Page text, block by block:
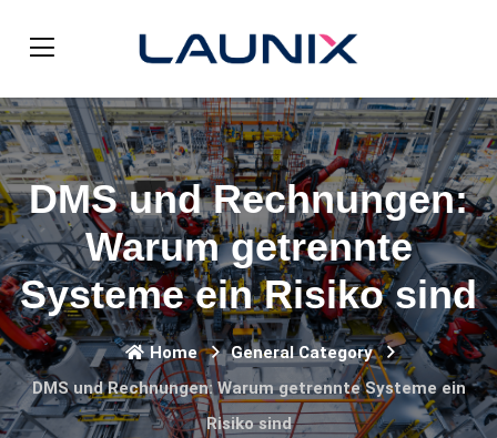
DMS und Rechnungen:
Warum getrennte
Systeme ein Risiko sind
Home
General Category
DMS und Rechnungen: Warum getrennte Systeme ein
Risiko sind